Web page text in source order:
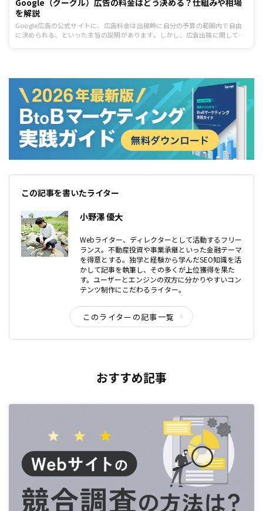
を解説
Google広告の公式サイトに、広告料金は出稿時に自分の予算の範囲内で自由
に決められる、といった主旨の説明があります。しかし、広告出稿に関して全
この記事を書いたライター
小野澤 優大
Webライター、ディレクターとして活動するフリー
ランス。不動産投資や事業承継といった金融テーマ
を得意とする。独学と経験から学んだSEO知識を活
かして記事を執筆し、その多くが上位獲得を果た
す。ユーザーとエンジンの双方に分かりやすいコン
テンツ制作にこだわるライター。
このライターの記事一覧
おすすめ記事